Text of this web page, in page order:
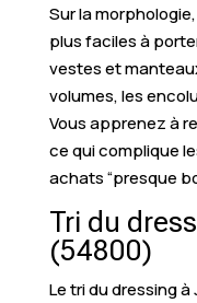
Sur la
plus faciles à
vestes et
volumes, les
Vous apprenez à
ce qui complique
achats “presque
Tri du
(54800)
Le tri du dressing